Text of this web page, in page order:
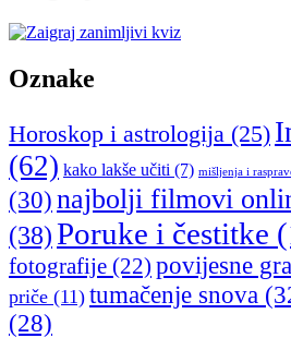
Oznake
Horoskop i astrologija (25)
(62) kako lakše učiti (7) mišljenja i
(30) najbolji filmovi
(38)Poruke i čestitke
fotografije (22) povijesne
priče (11) tumačenje snova
(28)